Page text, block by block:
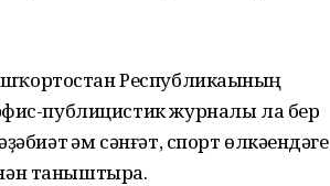
Республикаһының
публицистик журналы ла бер
һәм сәнғәт, спорт өлкәһендәге
таныштыра.